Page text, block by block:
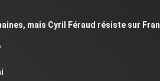
mais Cyril Féraud résiste sur France 2